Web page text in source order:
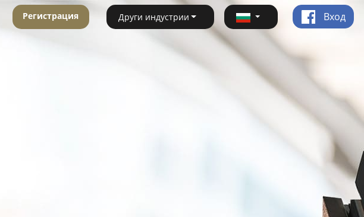
Регистрация Други индустрии Вход